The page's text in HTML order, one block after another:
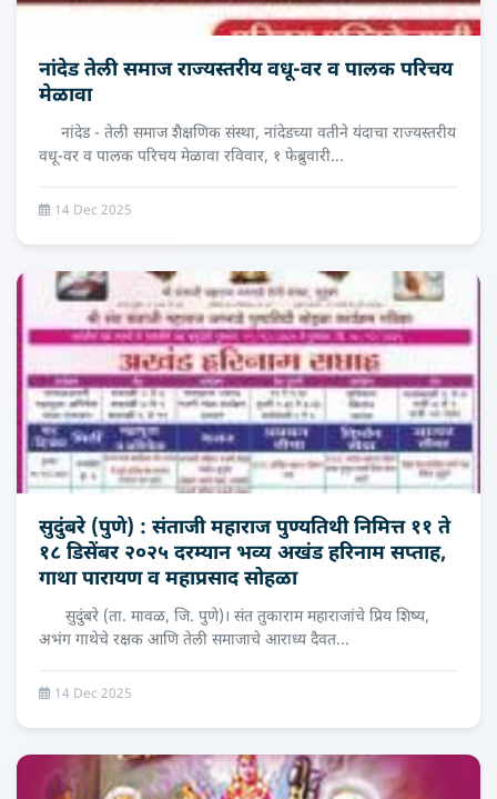
नांदेड तेली समाज राज्यस्तरीय वधू-वर व पालक परिचय
मेळावा
नांदेड - तेली समाज शैक्षणिक संस्था, नांदेडच्या वतीने यंदाचा राज्यस्तरीय
वधू-वर व पालक परिचय मेळावा रविवार, १ फेब्रुवारी...
14 Dec 2025
सुदुंबरे (पुणे) : संताजी महाराज पुण्यतिथी निमित्त ११ ते
१८ डिसेंबर २०२५ दरम्यान भव्य अखंड हरिनाम सप्ताह,
गाथा पारायण व महाप्रसाद सोहळा
सुदुंबरे (ता. मावळ, जि. पुणे)। संत तुकाराम महाराजांचे प्रिय शिष्य,
अभंग गाथेचे रक्षक आणि तेली समाजाचे आराध्य दैवत...
14 Dec 2025